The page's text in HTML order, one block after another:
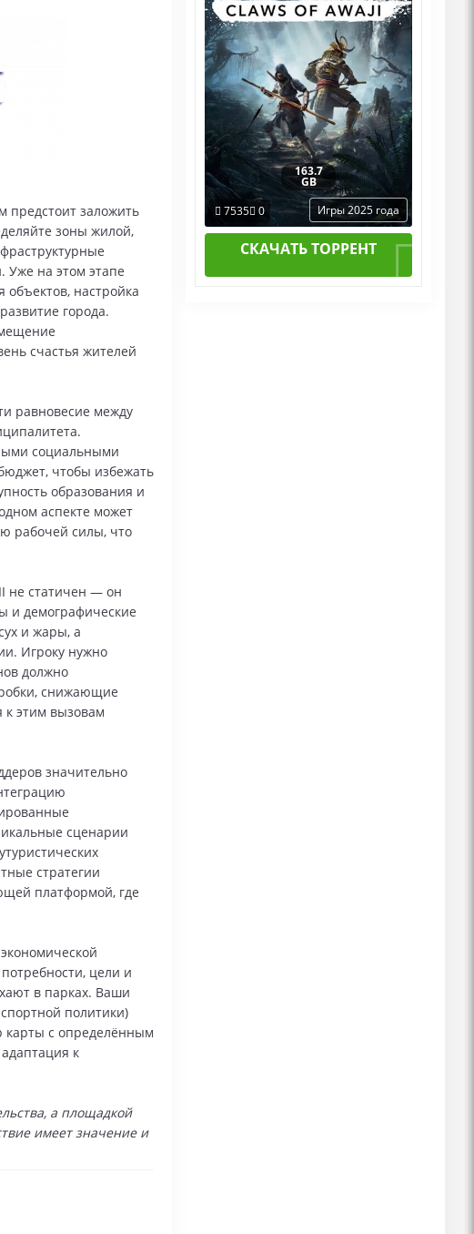
предстоит заложить
зоны жилой,
Уже на этом этапе
настройка
города.
счастья жителей
равновесие между
социальными
чтобы избежать
образования и
аспекте может
рабочей силы, что
не статичен — он
и демографические
и жары, а
Игроку нужно
должно
снижающие
к этим вызовам
значительно
сценарии
стратегии
платформой, где
цели и
в парках. Ваши
политики)
карты с определённым
к
а площадкой
имеет значение и
163.7
GB
7535 0 Игры 2025 года
СКАЧАТЬ ТОРРЕНТ